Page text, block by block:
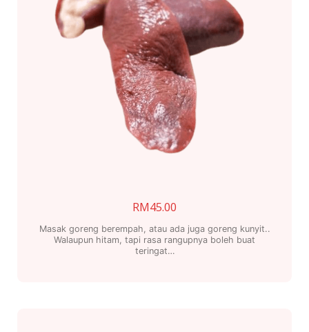
RM45.00
Masak goreng berempah, atau ada juga goreng kunyit..
Walaupun hitam, tapi rasa rangupnya boleh buat
teringat…